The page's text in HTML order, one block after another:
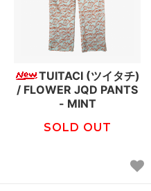
TUITACI (ツイタチ)
/ FLOWER JQD PANTS
- MINT
SOLD OUT